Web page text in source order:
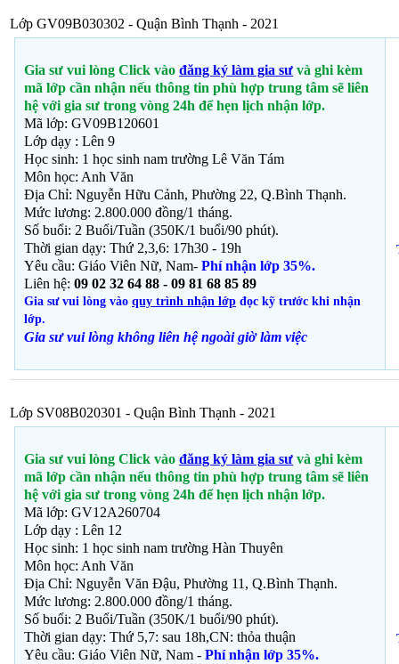
Lớp GV09B030302 - Quận Bình Thạnh - 2021
Gia sư vui lòng Click vào đăng ký làm gia sư và ghi kèm
mã lớp cần nhận nếu thông tin phù hợp trung tâm sẽ liên
hệ với gia sư trong vòng 24h để hẹn lịch nhận lớp.
Mã lớp: GV09B120601
Lớp dạy : Lên 9
Học sinh: 1 học sinh nam trường Lê Văn Tám
Môn học: Anh Văn
Địa Chỉ: Nguyễn Hữu Cảnh, Phường 22, Q.Bình Thạnh.
Mức lương: 2.800.000 đồng/1 tháng.
Số buổi: 2 Buổi/Tuần (350K/1 buổi/90 phút).
Thời gian dạy: Thứ 2,3,6: 17h30 - 19h
Yêu cầu: Giáo Viên Nữ, Nam- Phí nhận lớp 35%.
Liên hệ: 09 02 32 64 88 - 09 81 68 85 89
Gia sư vui lòng vào quy trình nhận lớp đọc kỹ trước khi nhận
lớp.
Gia sư vui lòng không liên hệ ngoài giờlàm việc
Lớp SV08B020301 - Quận Bình Thạnh - 2021
Gia sư vui lòng Click vào đăng ký làm gia sư và ghi kèm
mã lớp cần nhận nếu thông tin phù hợp trung tâm sẽ liên
hệ với gia sư trong vòng 24h để hẹn lịch nhận lớp.
Mã lớp: GV12A260704
Lớp dạy : Lên 12
Học sinh: 1 học sinh nam trường Hàn Thuyên
Môn học: Anh Văn
Địa Chỉ: Nguyễn Văn Đậu, Phường 11, Q.Bình Thạnh.
Mức lương: 2.800.000 đồng/1 tháng.
Số buổi: 2 Buổi/Tuần (350K/1 buổi/90 phút).
Thời gian dạy: Thứ 5,7: sau 18h,CN: thỏa thuận
Yêu cầu: Giáo Viên Nữ, Nam - Phí nhận lớp 35%.